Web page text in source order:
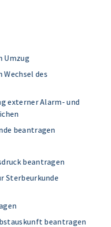
Umzug
des
externer Alarm- und
beantragen
beantragen
Sterbeurkunde
beantragen